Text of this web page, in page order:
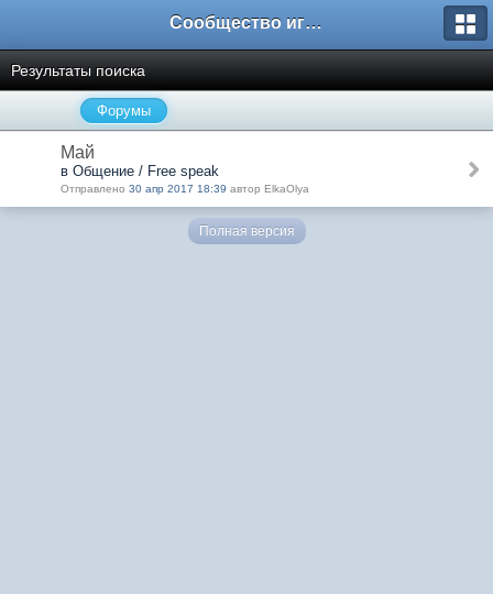
Сообщество игроков L2BesT.Org
Результаты поиска
Форумы
Май
в Общение / Free speak
Отправлено 30 апр 2017 18:39 автор ElkaOlya
Полная версия